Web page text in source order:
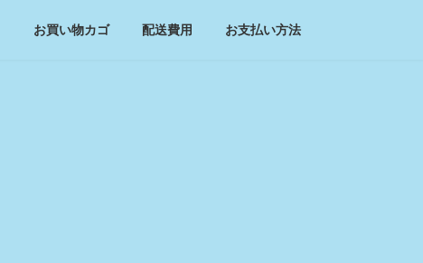
お買い物カゴ 配送費用 お支払い方法